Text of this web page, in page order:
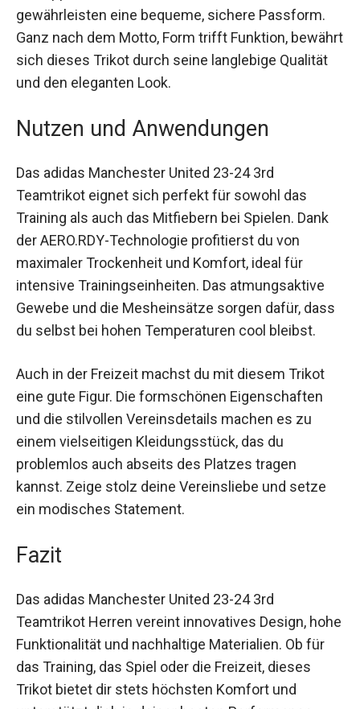
sorgt. Die Rippbündchen am Hals und an den
Armen gewährleisten eine bequeme, sichere
Passform. Ganz nach dem Motto, Form trifft
Funktion, bewährt sich dieses Trikot durch seine
langlebige Qualität und den eleganten Look.
Nutzen und Anwendungen
Das adidas Manchester United 23-24 3rd
Teamtrikot eignet sich perfekt für sowohl das
Training als auch das Mitfiebern bei Spielen. Dank
der AERO.RDY-Technologie profitierst du von
maximaler Trockenheit und Komfort, ideal für
intensive Trainingseinheiten. Das atmungsaktive
Gewebe und die Mesheinsätze sorgen dafür,
dass du selbst bei hohen Temperaturen cool
Auch in der Freizeit machst du mit diesem Trikot
eine gute Figur. Die formschönen Eigenschaften
und die stilvollen Vereinsdetails machen es zu
einem vielseitigen Kleidungsstück, das du
problemlos auch abseits des Platzes tragen
ein modisches Statement.
Fazit
Das adidas Manchester United 23-24 3rd
Teamtrikot Herren vereint innovatives Design,
hohe Funktionalität und nachhaltige Materialien.